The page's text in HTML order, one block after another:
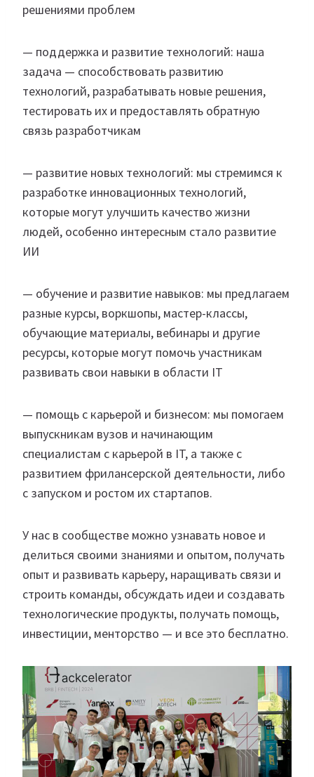
решениями проблем
— поддержка и развитие технологий: наша
задача — способствовать развитию
технологий, разрабатывать новые решения,
тестировать их и предоставлять обратную
связь разработчикам
— развитие новых технологий: мы стремимся к
разработке инновационных технологий,
которые могут улучшить качество жизни
людей, особенно интересным стало развитие
ИИ
— обучение и развитие навыков: мы предлагаем
разные курсы, воркшопы, мастер-классы,
обучающие материалы, вебинары и другие
ресурсы, которые могут помочь участникам
развивать свои навыки в области IT
— помощь с карьерой и бизнесом: мы помогаем
выпускникам вузов и начинающим
специалистам с карьерой в IT, а также с
развитием фрилансерской деятельности, либо
с запуском и ростом их стартапов.
У нас в сообществе можно узнавать новое и
делиться своими знаниями и опытом, получать
опыт и развивать карьеру, наращивать связи и
строить команды, обсуждать идеи и создавать
технологические продукты, получать помощь,
инвестиции, менторство — и все это бесплатно.